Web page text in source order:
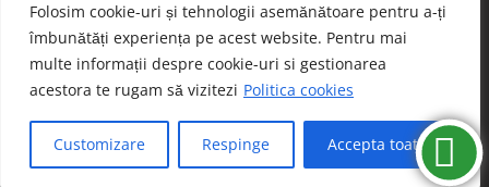
Folosim cookie-uri și tehnologii asemănătoare pentru a-ți
îmbunătăți experiența pe acest website. Pentru mai
multe informații despre cookie-uri si gestionarea
acestora te rugam să vizitezi Politica cookies
Customizare Respinge Accepta toate
sitemap
mail:
WhatsAppFacebookTwitterLinkedIn